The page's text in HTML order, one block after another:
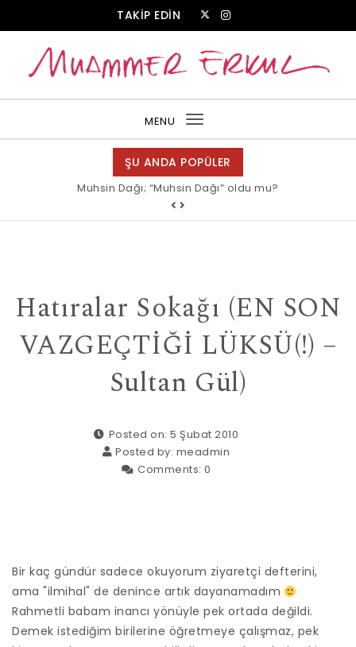
TAKİP EDİN
MENU
Toggle
navigation
ŞU ANDA POPÜLER
Muhsin Dağı; “Muhsin Dağı” oldu mu?
Hatıralar Sokağı (EN SON
VAZGEÇTİĞİ LÜKSÜ(!) –
Sultan Gül)
Posted on: 5 Şubat 2010
Posted by: meadmin
Comments: 0
Bir kaç gündür sadece okuyorum ziyaretçi defterini,
ama "ilmihal" de denince artık dayanamadım
Rahmetli babam inancı yönüyle pek ortada değildi.
Demek istediğim birilerine öğretmeye çalışmaz, pek